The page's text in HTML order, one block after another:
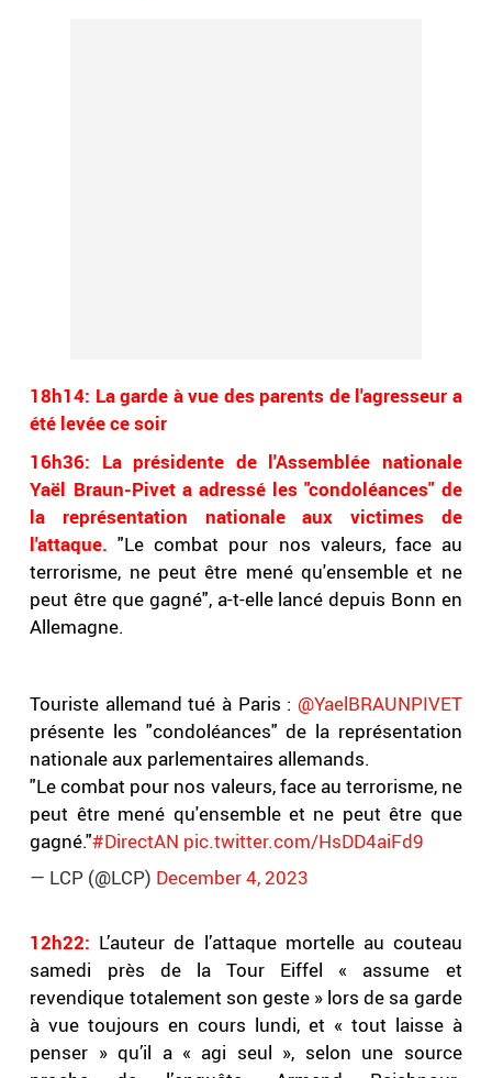
18h14: La garde à vue des parents de l'agresseur a
été levée ce soir
16h36: La présidente de l'Assemblée nationale
Yaël Braun-Pivet a adressé les "condoléances" de
la représentation nationale aux victimes de
l'attaque. "Le combat pour nos valeurs, face au
terrorisme, ne peut être mené qu'ensemble et ne
peut être que gagné", a-t-elle lancé depuis Bonn en
Allemagne.
Touriste allemand tué à Paris : @YaelBRAUNPIVET
présente les "condoléances" de la représentation
nationale aux parlementaires allemands.
"Le combat pour nos valeurs, face au terrorisme, ne
peut être mené qu'ensemble et ne peut être que
gagné."#DirectAN pic.twitter.com/HsDD4aiFd9
— LCP (@LCP) December 4, 2023
12h22: L’auteur de l’attaque mortelle au couteau
samedi près de la Tour Eiffel « assume et
revendique totalement son geste » lors de sa garde
à vue toujours en cours lundi, et « tout laisse à
penser » qu’il a « agi seul », selon une source